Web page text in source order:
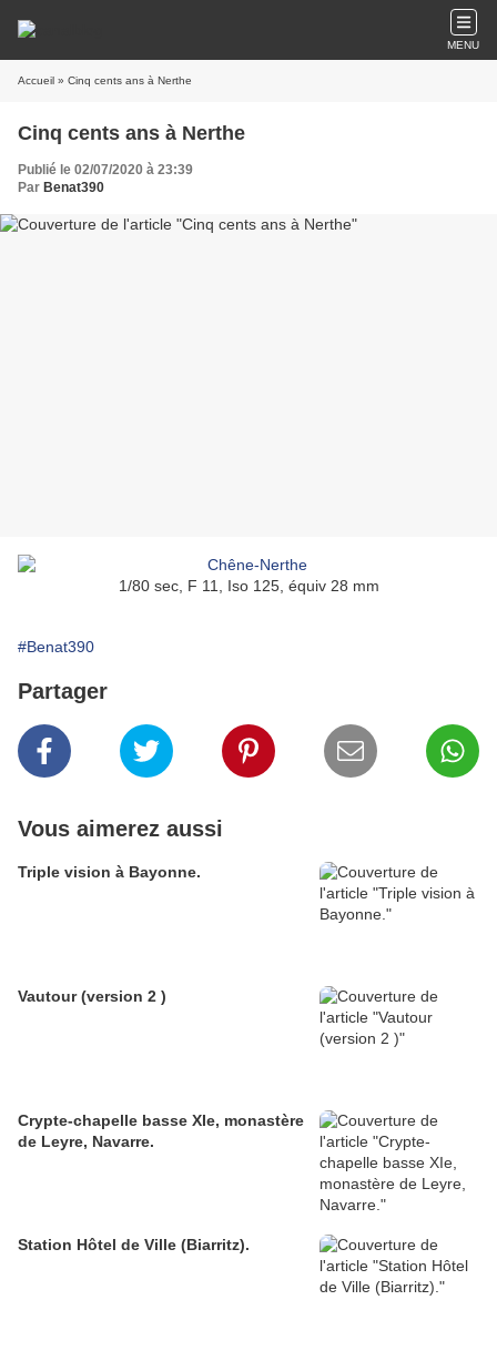
MENU
Accueil » Cinq cents ans à Nerthe
Cinq cents ans à Nerthe
Publié le 02/07/2020 à 23:39
Par Benat390
1/80 sec, F 11, Iso 125, équiv 28 mm
#Benat390
Partager
Vous aimerez aussi
Triple vision à Bayonne.
Vautour (version 2 )
Crypte-chapelle basse XIe, monastère
de Leyre, Navarre.
Station Hôtel de Ville (Biarritz).